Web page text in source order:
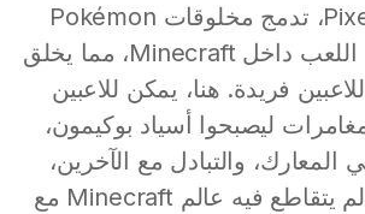
تعديل Pixelmon، تدمج مخلوقات Pokémon
المحبوبة وآليات اللعب داخل Minecraft، مما يخلق
فريدة. هنا، يمكن للاعبين
ليصبحوا أسياد بوكيمون،
المعارك، والتبادل مع الآخرين،
واستكشاف عالم يتقاطع فيه عالم Minecraft مع